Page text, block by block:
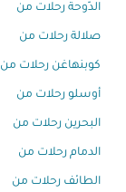
الدّوحة رحلات من
صلالة رحلات من
كوبنهاغن رحلات من
أوسلو رحلات من
البحرين رحلات من
الدمام رحلات من
الطائف رحلات من